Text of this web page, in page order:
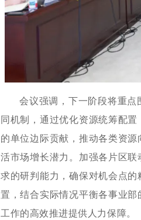
会议强调，下一阶段将重
同机制，通过优化资源统筹配
的单位边际贡献，推动各类资
活市场增长潜力。加强各片区
求的研判能力，确保对机会点
置，结合实际情况平衡各事业
工作的高效推进提供人力保障。